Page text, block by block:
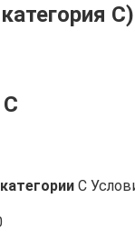
категория С)
С
категории С